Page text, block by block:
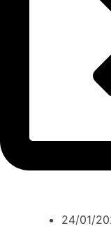
24/01/